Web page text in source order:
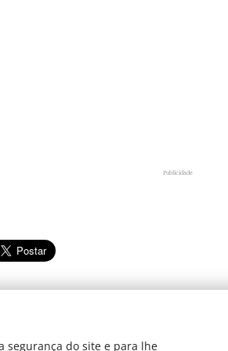
Publicidade
segurança do site e para lhe